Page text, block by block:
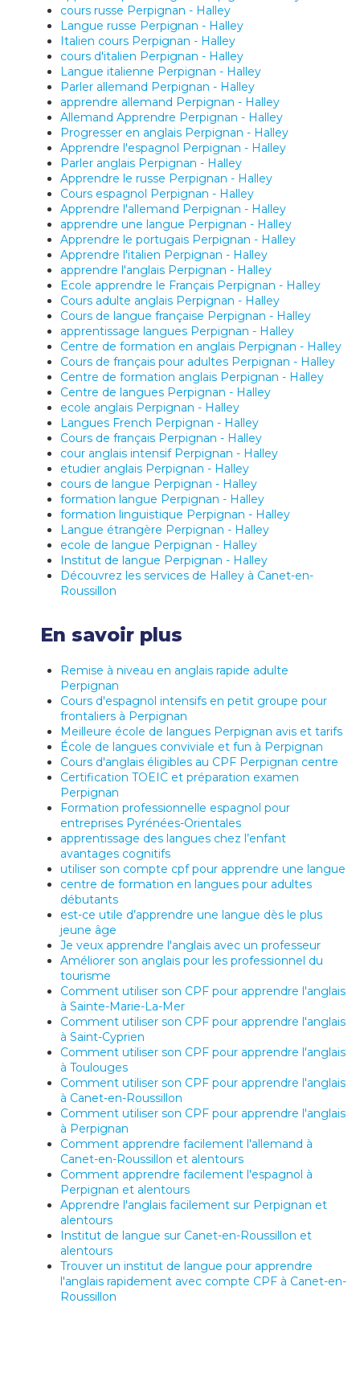
cours russe Perpignan - Halley
Langue russe Perpignan - Halley
Italien cours Perpignan - Halley
cours d'italien Perpignan - Halley
Langue italienne Perpignan - Halley
Parler allemand Perpignan - Halley
apprendre allemand Perpignan - Halley
Allemand Apprendre Perpignan - Halley
Progresser en anglais Perpignan - Halley
Apprendre l'espagnol Perpignan - Halley
Parler anglais Perpignan - Halley
Apprendre le russe Perpignan - Halley
Cours espagnol Perpignan - Halley
Apprendre l'allemand Perpignan - Halley
apprendre une langue Perpignan - Halley
Apprendre le portugais Perpignan - Halley
Apprendre l'italien Perpignan - Halley
apprendre l'anglais Perpignan - Halley
Ecole apprendre le Français Perpignan - Halley
Cours adulte anglais Perpignan - Halley
Cours de langue française Perpignan - Halley
apprentissage langues Perpignan - Halley
Centre de formation en anglais Perpignan - Halley
Cours de français pour adultes Perpignan - Halley
Centre de formation anglais Perpignan - Halley
Centre de langues Perpignan - Halley
ecole anglais Perpignan - Halley
Langues French Perpignan - Halley
Cours de français Perpignan - Halley
cour anglais intensif Perpignan - Halley
etudier anglais Perpignan - Halley
cours de langue Perpignan - Halley
formation langue Perpignan - Halley
formation linguistique Perpignan - Halley
Langue étrangère Perpignan - Halley
ecole de langue Perpignan - Halley
Institut de langue Perpignan - Halley
Découvrez les services de Halley à Canet-en-
Roussillon
En savoir plus
Remise à niveau en anglais rapide adulte
Perpignan
Cours d'espagnol intensifs en petit groupe pour
frontaliers à Perpignan
Meilleure école de langues Perpignan avis et tarifs
École de langues conviviale et fun à Perpignan
Cours d'anglais éligibles au CPF Perpignan centre
Certification TOEIC et préparation examen
Perpignan
Formation professionnelle espagnol pour
entreprises Pyrénées-Orientales
apprentissage des langues chez l’enfant
avantages cognitifs
utiliser son compte cpf pour apprendre une langue
centre de formation en langues pour adultes
débutants
est-ce utile d’apprendre une langue dès le plus
jeune âge
Je veux apprendre l'anglais avec un professeur
Améliorer son anglais pour les professionnel du
tourisme
Comment utiliser son CPF pour apprendre l'anglais
à Sainte-Marie-La-Mer
Comment utiliser son CPF pour apprendre l'anglais
à Saint-Cyprien
Comment utiliser son CPF pour apprendre l'anglais
à Toulouges
Comment utiliser son CPF pour apprendre l'anglais
à Canet-en-Roussillon
Comment utiliser son CPF pour apprendre l'anglais
à Perpignan
Comment apprendre facilement l'allemand à
Canet-en-Roussillon et alentours
Comment apprendre facilement l'espagnol à
Perpignan et alentours
Apprendre l'anglais facilement sur Perpignan et
alentours
Institut de langue sur Canet-en-Roussillon et
alentours
Trouver un institut de langue pour apprendre
l'anglais rapidement avec compte CPF à Canet-en-
Roussillon